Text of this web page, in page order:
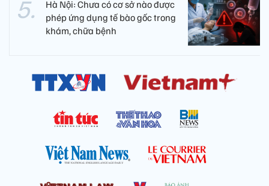
Hà Nội: Chưa có cơ sở nào được
phép ứng dụng tế bào gốc trong
khám, chữa bệnh